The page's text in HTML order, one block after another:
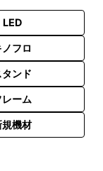
LED
ノフロ
タンド
レーム
規機材